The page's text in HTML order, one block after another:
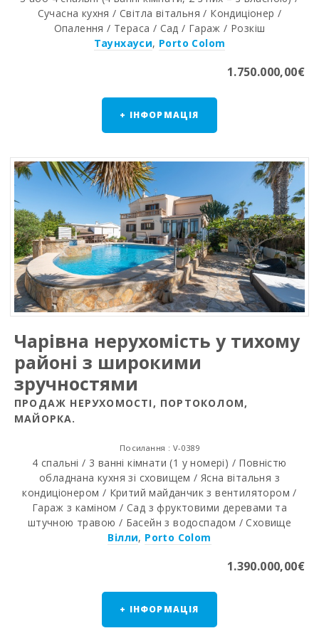
Сучасна кухня / Світла вітальня / Кондиціонер /
Опалення / Тераса / Сад / Гараж / Розкіш
Таунхауси, Porto Colom
1.750.000,00€
+ ІНФОРМАЦІЯ
Чарівна нерухомість у тихому
районі з широкими
зручностями
ПРОДАЖ НЕРУХОМОСТІ, ПОРТОКОЛОМ,
МАЙОРКА.
Посилання : V-0389
4 спальні / 3 ванні кімнати (1 у номері) / Повністю
обладнана кухня зі сховищем / Ясна вітальня з
кондиціонером / Критий майданчик з вентилятором /
Гараж з каміном / Сад з фруктовими деревами та
штучною травою / Басейн з водоспадом / Сховище
Вілли, Porto Colom
1.390.000,00€
+ ІНФОРМАЦІЯ